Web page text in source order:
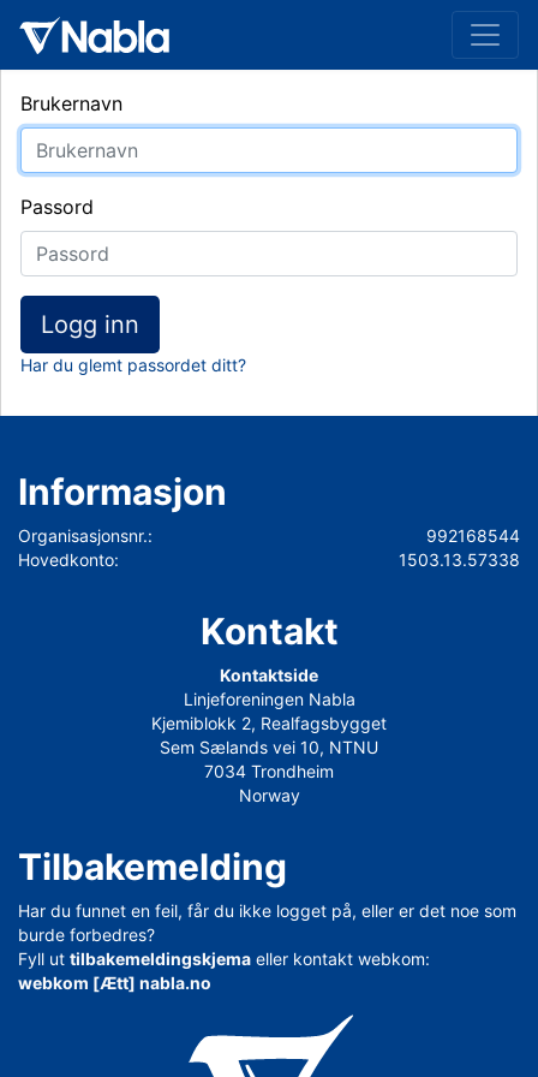
Brukernavn
Passord
Logg inn
Har du glemt passordet ditt?
Informasjon
Organisasjonsnr.:
992168544
Hovedkonto:
1503.13.57338
Kontakt
Kontaktside
Linjeforeningen Nabla
Kjemiblokk 2, Realfagsbygget
Sem Sælands vei 10, NTNU
7034 Trondheim
Norway
Tilbakemelding
Har du funnet en feil, får du ikke logget på, eller er det noe som
burde forbedres?
Fyll ut tilbakemeldingskjema eller kontakt webkom:
webkom [Ætt] nabla.no